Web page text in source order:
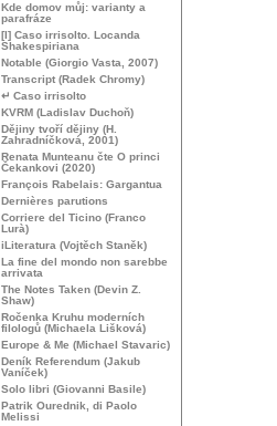
Kde domov můj: varianty a
parafráze
[I] Caso irrisolto. Locanda
Shakespiriana
Notable (Giorgio Vasta, 2007)
Transcript (Radek Chromy)
↵ Caso irrisolto
KVRM (Ladislav Duchoň)
Dějiny tvoří dějiny (H.
Zahradníčková, 2001)
Renata Munteanu čte O princi
Čekankovi (2020)
François Rabelais: Gargantua
Dernières parutions
Corriere del Ticino (Franco
Lurà)
iLiteratura (Vojtěch Staněk)
La fine del mondo non sarebbe
arrivata
The Notes Taken (Devin Z.
Shaw)
Ročenka Kruhu moderních
filologů (Michaela Lišková)
Europe & Me (Michael Stavaric)
Deník Referendum (Jakub
Vaníček)
Solo libri (Giovanni Basile)
Patrik Ourednik, di Paolo
Melissi